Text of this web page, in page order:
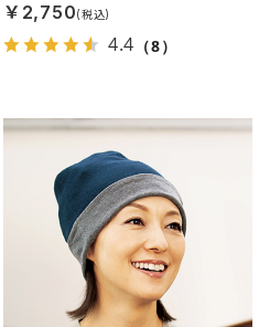
￥2,750
4.4 （8）